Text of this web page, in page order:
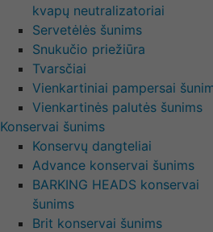
kvapų neutralizatoriai
Servetėlės šunims
Snukučio priežiūra
Tvarsčiai
Vienkartiniai pampersai
Vienkartinės palutės šunims
Konservai šunims
Konservų dangteliai
Advance konservai šunims
BARKING HEADS konservai
šunims
Brit konservai šunims